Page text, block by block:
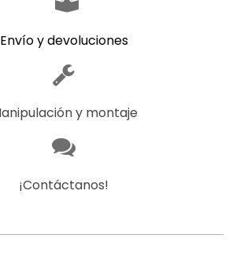
Envío y devoluciones
y montaje
¡Contáctanos!